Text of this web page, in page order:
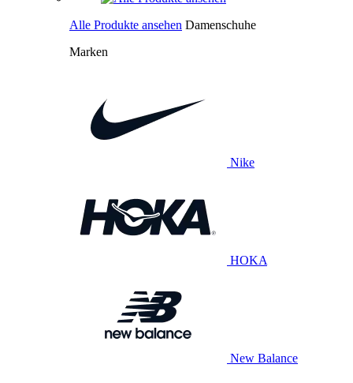
Alle Produkte ansehen Damenschuhe
Marken
Nike
HOKA
New Balance